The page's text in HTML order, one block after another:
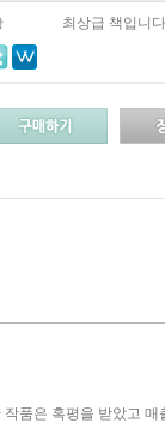
최상급 책입니
품은 혹평을 받았고